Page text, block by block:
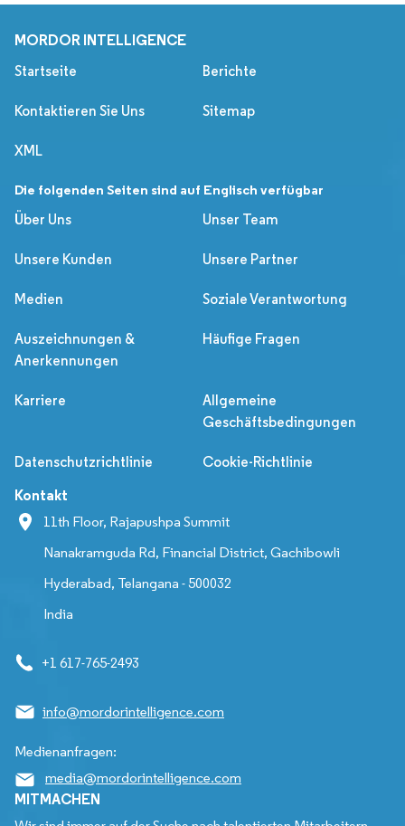
MORDOR INTELLIGENCE
Startseite Berichte
Kontaktieren Sie Uns Sitemap
XML
Die folgenden Seiten sind auf Englisch verfügbar
Über Uns
Unser Team
Unsere Kunden Unsere Partner
Medien Soziale Verantwortung
Auszeichnungen &
Anerkennungen
Häufige Fragen
Karriere
Allgemeine
Geschäftsbedingungen
Datenschutzrichtlinie Cookie-Richtlinie
Kontakt
11th Floor, Rajapushpa Summit
Nanakramguda Rd, Financial District, Gachibowli
Hyderabad, Telangana - 500032
India
+1 617-765-2493
info@mordorintelligence.com
Medienanfragen:
media@mordorintelligence.com
MITMACHEN